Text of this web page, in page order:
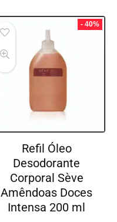
- 40%
Refil Óleo
Desodorante
Corporal Sève
Amêndoas Doces
Intensa 200 ml